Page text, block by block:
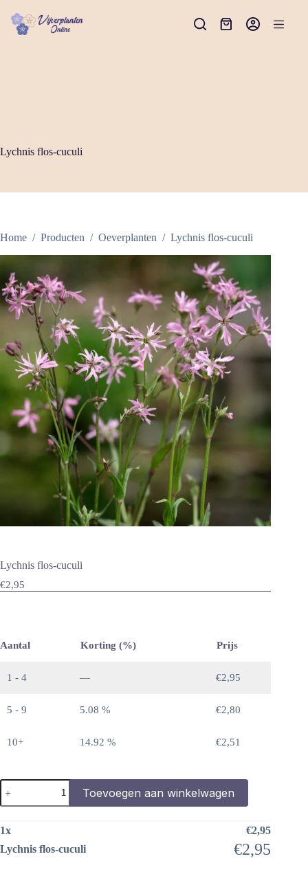
naar
Winkelwagen
Lychnis flos-cuculi
Home / Producten / Oeverplanten / Lychnis flos-cuculi
Lychnis flos-cuculi
€2,95
Aantal Korting (%) Prijs
1 - 4 — €2,95
5 - 9 5.08 % €2,80
10+ 14.92 % €2,51
Lychnis
flos-
cuculi
Toevoegen aan winkelwagen
1x €2,95
Lychnis flos-cuculi
€2,95